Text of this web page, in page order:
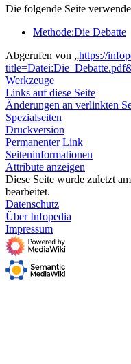
Die folgende Seite
Methode:Die Debatte
Abgerufen von „https://
Werkzeuge
Links auf diese Seite
Änderungen an verlinkten
Spezialseiten
Druckversion
Permanenter Link
Seiten­­informationen
Attribute anzeigen
Diese Seite wurde zuletzt
bearbeitet.
Datenschutz
Über Infopedia
Impressum